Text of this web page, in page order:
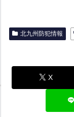
北九州防犯情報
X